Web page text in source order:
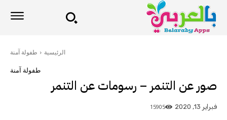
الرئيسية طفولة آمنة
طفولة آمنة
صور عن التنمر – رسومات عن التنمر
فبراير 13, 2020 15905